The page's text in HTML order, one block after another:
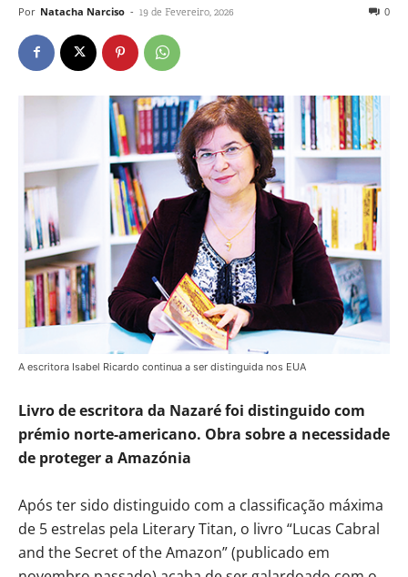
Por Natacha Narciso - 19 de Fevereiro, 2026 0
A escritora Isabel Ricardo continua a ser distinguida nos EUA
Livro de escritora da Nazaré foi distinguido com
prémio norte-americano. Obra sobre a necessidade
de proteger a Amazónia
Após ter sido distinguido com a classificação máxima
de 5 estrelas pela Literary Titan, o livro “Lucas Cabral
and the Secret of the Amazon” (publicado em